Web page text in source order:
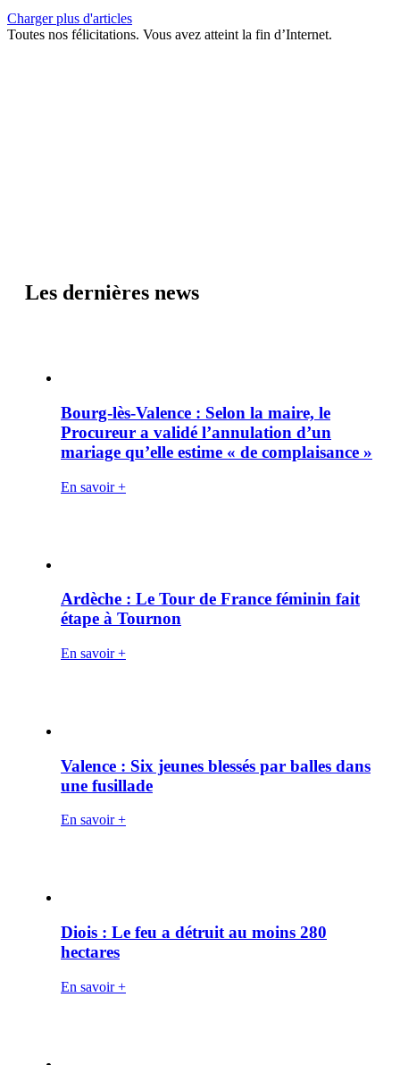
Charger plus d'articles
Toutes nos félicitations. Vous avez atteint la fin d’Internet.
Les dernières news
Bourg-lès-Valence : Selon la maire, le
Procureur a validé l’annulation d’un
mariage qu’elle estime « de complaisance »
En savoir +
Ardèche : Le Tour de France féminin fait
étape à Tournon
En savoir +
Valence : Six jeunes blessés par balles dans
une fusillade
En savoir +
Diois : Le feu a détruit au moins 280
hectares
En savoir +